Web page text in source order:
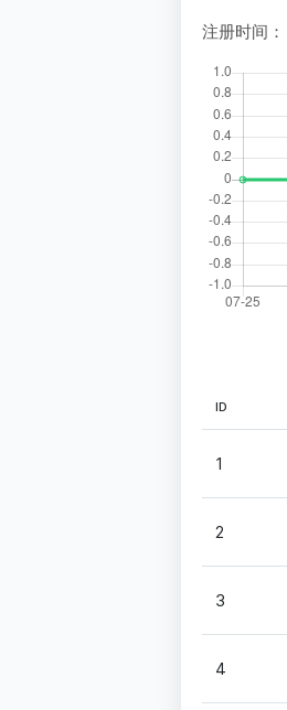
注册时间：
ID
1
2
3
4